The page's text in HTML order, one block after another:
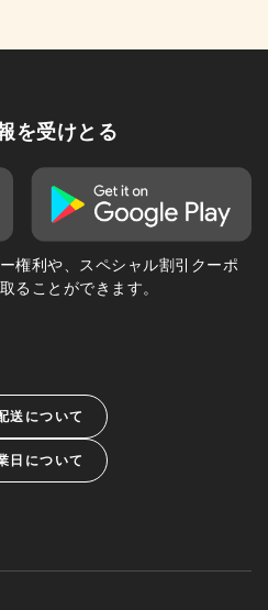
を受けとる
権利や、スペシャル割引クーポ
ることができます。
送について
日について